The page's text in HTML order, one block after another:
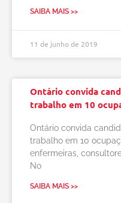
SAIBA MAIS >>
11 de junho de 2019
Ontário convida
trabalho em 10
Ontário convida
trabalho em 10
enfermeiras,
No
SAIBA MAIS >>